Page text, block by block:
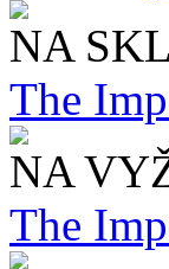
NA
The
NA
The